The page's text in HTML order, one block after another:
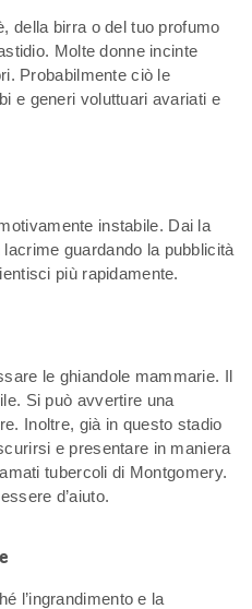
della birra o del tuo profumo
Molte donne incinte
Probabilmente ciò le
e generi voluttuari avariati e
instabile. Dai la
guardando la pubblicità
più rapidamente.
le ghiandole mammarie. Il
Si può avvertire una
Inoltre, già in questo stadio
e presentare in maniera
tubercoli di Montgomery.
d’aiuto.
l’ingrandimento e la